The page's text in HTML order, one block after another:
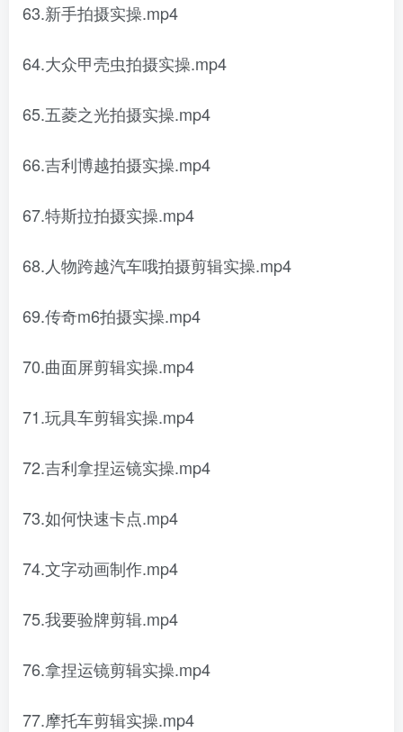
63.新手拍摄实操.mp4
64.大众甲壳虫拍摄实操.mp4
65.五菱之光拍摄实操.mp4
66.吉利博越拍摄实操.mp4
67.特斯拉拍摄实操.mp4
68.人物跨越汽车哦拍摄剪辑实操.mp4
69.传奇m6拍摄实操.mp4
70.曲面屏剪辑实操.mp4
71.玩具车剪辑实操.mp4
72.吉利拿捏运镜实操.mp4
73.如何快速卡点.mp4
74.文字动画制作.mp4
75.我要验牌剪辑.mp4
76.拿捏运镜剪辑实操.mp4
77.摩托车剪辑实操.mp4